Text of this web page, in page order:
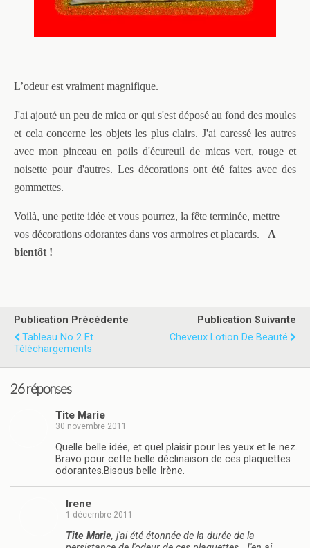
L’odeur est vraiment magnifique.
J'ai ajouté un peu de mica or qui s'est déposé au fond des moules
et cela concerne les objets les plus clairs. J'ai caressé les autres
avec mon pinceau en poils d'écureuil de micas vert, rouge et
noisette pour d'autres. Les décorations ont été faites avec des
gommettes.
Voilà, une petite idée et vous pourrez, la fête terminée, mettre
vos décorations odorantes dans vos armoires et placards.
A
bientôt !
Publication Précédente
Tableau No 2 Et
Téléchargements
Publication Suivante
Cheveux Lotion De Beauté
26 réponses
Tite Marie
30 novembre 2011
Quelle belle idée, et quel plaisir pour les yeux et le nez.
Bravo pour cette belle déclinaison de ces plaquettes
odorantes.Bisous belle Irène.
Irene
1 décembre 2011
Tite Marie, j'ai été étonnée de la durée de la